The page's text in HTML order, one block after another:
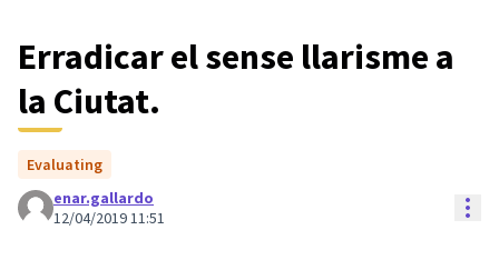
Erradicar el sense llarisme a
la Ciutat.
Evaluating
enar.gallardo
12/04/2019 11:51